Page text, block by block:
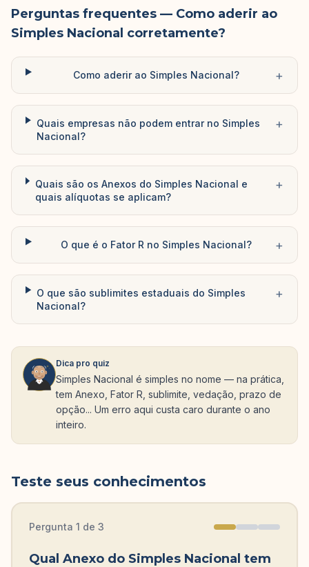
Perguntas frequentes — Como aderir ao
Simples Nacional corretamente?
Como aderir ao Simples Nacional? +
Quais empresas não podem entrar no Simples
Nacional?
+
Quais são os Anexos do Simples Nacional e
quais alíquotas se aplicam?
+
O que é o Fator R no Simples Nacional? +
O que são sublimites estaduais do Simples
Nacional?
+
Dica pro quiz
Simples Nacional é simples no nome — na prática,
tem Anexo, Fator R, sublimite, vedação, prazo de
opção... Um erro aqui custa caro durante o ano
inteiro.
Teste seus conhecimentos
Pergunta 1 de 3
Qual Anexo do Simples Nacional tem